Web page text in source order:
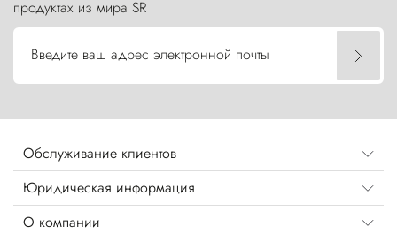
продуктах из мира SR
Введите ваш адрес электронной почты
Обслуживание клиентов
Юридическая информация
О компании